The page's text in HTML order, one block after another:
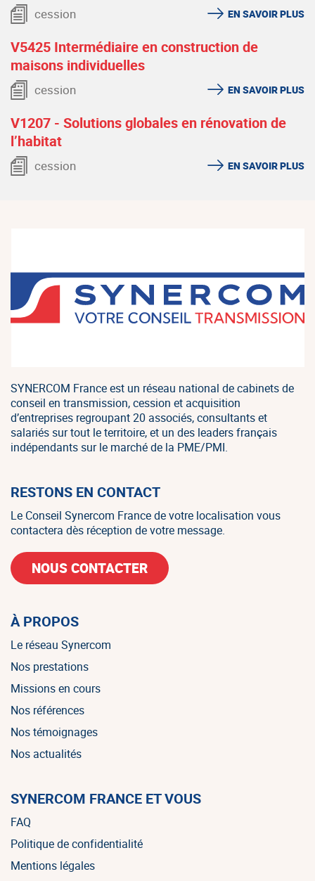
cession EN SAVOIR PLUS
V5425 Intermédiaire en construction de
maisons individuelles
cession EN SAVOIR PLUS
V1207 - Solutions globales en rénovation de
l’habitat
cession EN SAVOIR PLUS
SYNERCOM France est un réseau national de cabinets de
conseil en transmission, cession et acquisition
d’entreprises regroupant 20 associés, consultants et
salariés sur tout le territoire, et un des leaders français
indépendants sur le marché de la PME/PMI.
RESTONS EN CONTACT
Le Conseil Synercom France de votre localisation vous
contactera dès réception de votre message.
NOUS CONTACTER
À PROPOS
Le réseau Synercom
Nos prestations
Missions en cours
Nos références
Nos témoignages
Nos actualités
SYNERCOM FRANCE ET VOUS
FAQ
Politique de confidentialité
Mentions légales